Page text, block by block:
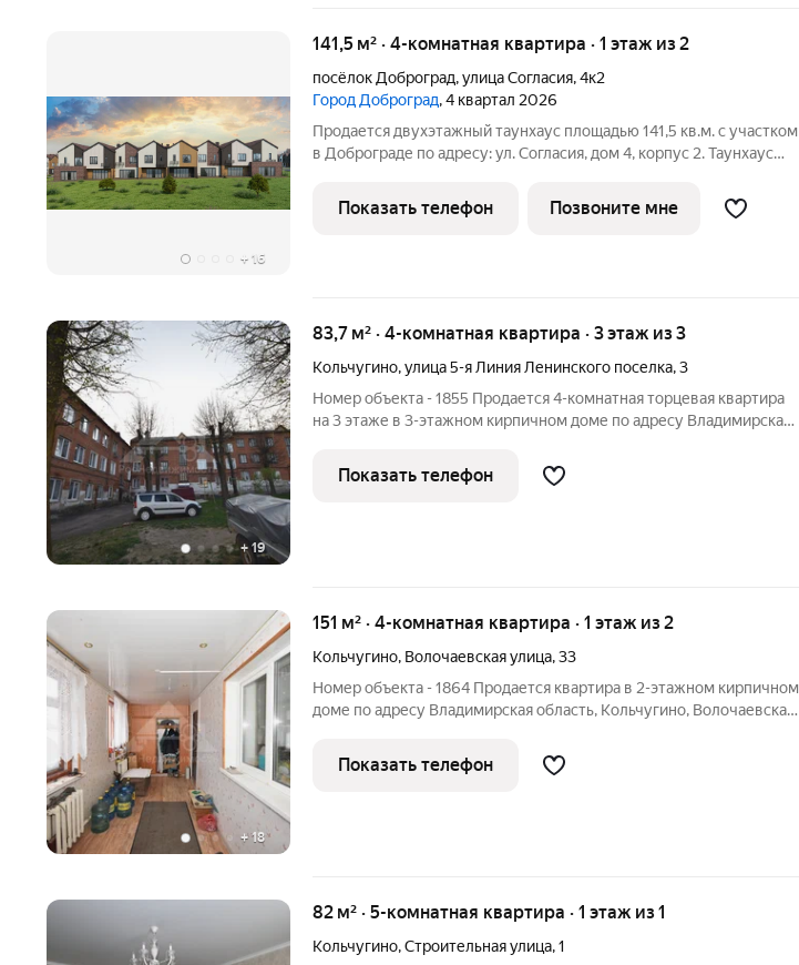
+ 16
141,5 м² · 4-комнатная квартира · 1 этаж из 2
посёлок Доброград,улица Согласия,4к2
Город Доброград, 4 квартал 2026
Продается двухэтажный таунхаус площадью 141,5 кв.м. с участком
в Доброграде по адресу: ул. Согласия, дом 4, корпус 2. Таунхаус
парковочное место. Предусмотрено индивидуальное отопление
Показать телефон Позвоните мне
+19
83,7 м² · 4-комнатная квартира · 3 этаж из 3
Кольчугино,улица 5-я Линия Ленинского поселка,3
Номер объекта - 1855 Продается 4-комнатная торцевая квартира
на 3 этаже в 3-этажном кирпичном доме по адресу Владимирская
Характеристики квартиры: Общая площадь: 83.70 м2 Площадь
кухни:
Показать телефон
+ 18
151 м² · 4-комнатная квартира · 1 этаж из 2
Кольчугино, Волочаевская улица,33
Номер объекта - 1864 Продается квартира в 2-этажном кирпичном
доме по адресу Владимирская область, Кольчугино, Волочаевская
Площадь кухни: 16.90 м2 Площадь комнат: 16,5-11,8-36,4-14,4 м2
Показать телефон
82 м² · 5-комнатная квартира · 1 этаж из 1
Кольчугино,Строительная улица,1